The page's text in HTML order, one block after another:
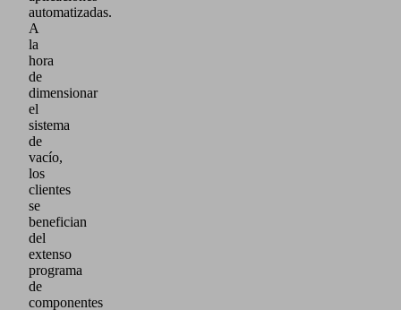
automatizadas.
A
la
hora
de
dimensionar
el
sistema
de
vacío,
los
clientes
se
benefician
del
extenso
programa
de
componentes